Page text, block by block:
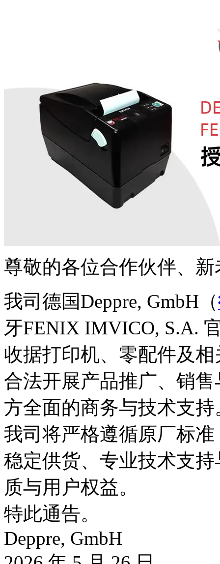
尊敬的各位合作伙伴、
我司德国Deppre, GmbH（
牙FENIX IMVICO, S.A.
收据打印机、零配件及
合法开展产品推广、销
方全面的商务与技术支持
我司将严格遵循原厂标
稳定供货、专业技术支
质与用户权益。
特此通告。
Deppre, GmbH